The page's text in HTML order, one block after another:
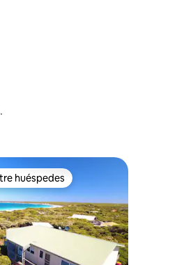
preferido
huéspedes